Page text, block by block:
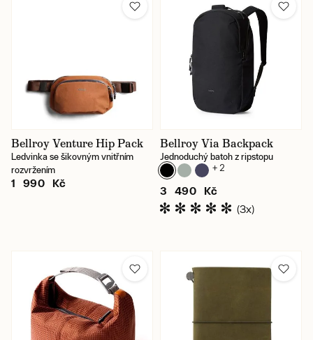
Bellroy Venture Hip Pack
Ledvinka se šikovným vnitřním
rozvržením
1 990 Kč
Bellroy Via Backpack
Jednoduchý batoh z ripstopu
+ 2
3 490 Kč
(3x)